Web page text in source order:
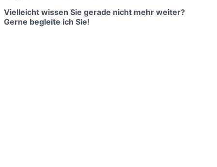
Vielleicht wissen Sie gerade nicht mehr weiter?
Gerne begleite ich Sie!